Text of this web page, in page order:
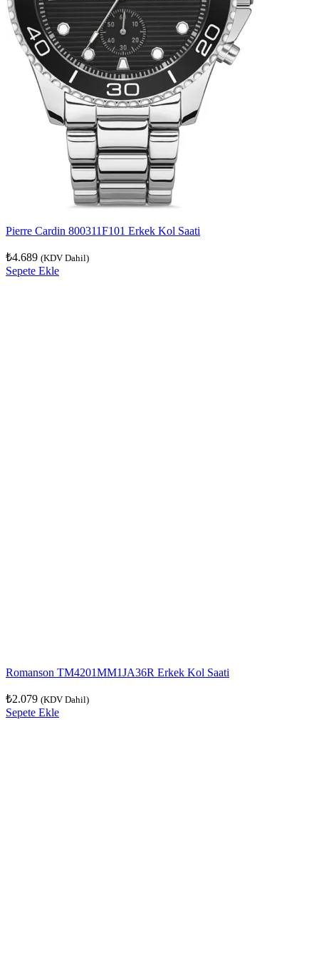
Pierre Cardin 800311F101 Erkek Kol Saati
₺4.689 (KDV Dahil)
Sepete Ekle
Romanson TM4201MM1JA36R Erkek Kol Saati
₺2.079 (KDV Dahil)
Sepete Ekle